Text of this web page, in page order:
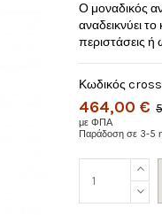
Ο μοναδικός
αναδεικνύει
περιστάσεις
Κωδικός
464,00 €
με ΦΠΑ
Παράδοση σε 3-5